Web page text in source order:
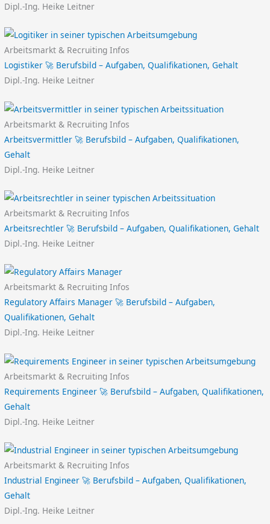
Dipl.-Ing. Heike Leitner
Arbeitsmarkt & Recruiting Infos
Logistiker 🚀 Berufsbild – Aufgaben, Qualifikationen, Gehalt
Dipl.-Ing. Heike Leitner
Arbeitsmarkt & Recruiting Infos
Arbeitsvermittler 🚀 Berufsbild – Aufgaben, Qualifikationen,
Gehalt
Dipl.-Ing. Heike Leitner
Arbeitsmarkt & Recruiting Infos
Arbeitsrechtler 🚀 Berufsbild – Aufgaben, Qualifikationen, Gehalt
Dipl.-Ing. Heike Leitner
Arbeitsmarkt & Recruiting Infos
Regulatory Affairs Manager 🚀 Berufsbild – Aufgaben,
Qualifikationen, Gehalt
Dipl.-Ing. Heike Leitner
Arbeitsmarkt & Recruiting Infos
Requirements Engineer 🚀 Berufsbild – Aufgaben, Qualifikationen,
Gehalt
Dipl.-Ing. Heike Leitner
Arbeitsmarkt & Recruiting Infos
Industrial Engineer 🚀 Berufsbild – Aufgaben, Qualifikationen,
Gehalt
Dipl.-Ing. Heike Leitner